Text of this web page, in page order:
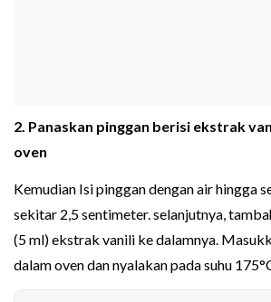
2. Panaskan pinggan berisi ekstrak
oven
Kemudian Isi pinggan dengan air hingga
sekitar 2,5 sentimeter. selanjutnya,
(5 ml) ekstrak vanili ke dalamnya.
dalam oven dan nyalakan pada suhu